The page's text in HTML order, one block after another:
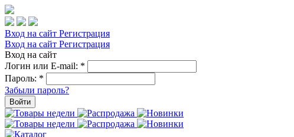
Вход на сайт Регистрация
Вход на сайт Регистрация
Вход на сайт
Логин или E-mail: *
Пароль: *
Забыли пароль?
Войти